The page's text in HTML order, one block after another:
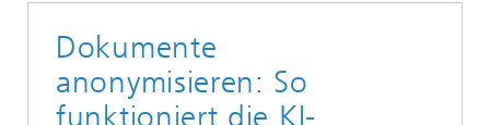
Dokumente
anonymisieren: So
funktioniert die KI-